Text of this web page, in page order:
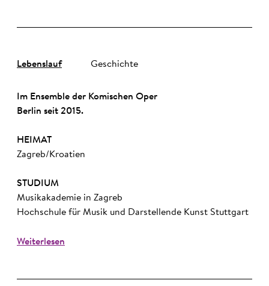
Lebenslauf Geschichte
Im Ensemble der Komischen Oper
Berlin seit 2015.
HEIMAT
Zagreb/Kroatien
STUDIUM
Musikakademie in Zagreb
Hochschule für Musik und Darstellende Kunst Stuttgart
Weiterlesen